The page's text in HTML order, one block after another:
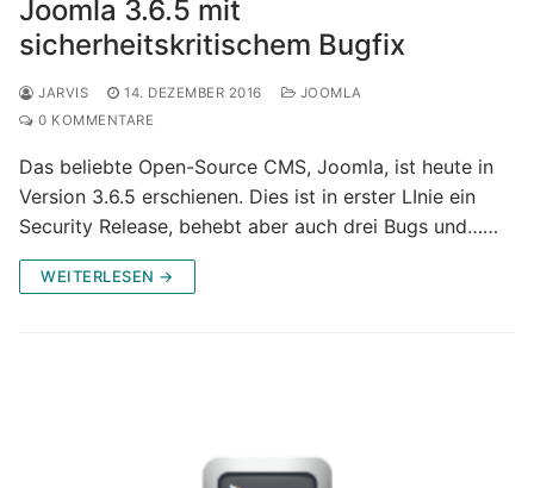
Joomla 3.6.5 mit
sicherheitskritischem Bugfix
JARVIS 14. DEZEMBER 2016
JOOMLA
0 KOMMENTARE
Das beliebte Open-Source CMS, Joomla, ist heute in
Version 3.6.5 erschienen. Dies ist in erster LInie ein
Security Release, behebt aber auch drei Bugs und……
WEITERLESEN →